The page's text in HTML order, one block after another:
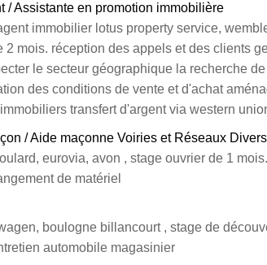
/ Assistante en promotion immobilière
immobilier lotus property service,
2 mois. réception des appels et des clients
le secteur géographique la recherche
des conditions de vente et d'achat
transfert d'argent via western
/ Aide maçonne Voiries et Réseaux
eurovia, avon , stage ouvrier de 1
de matériel
boulogne billancourt , stage de
automobile magasinier